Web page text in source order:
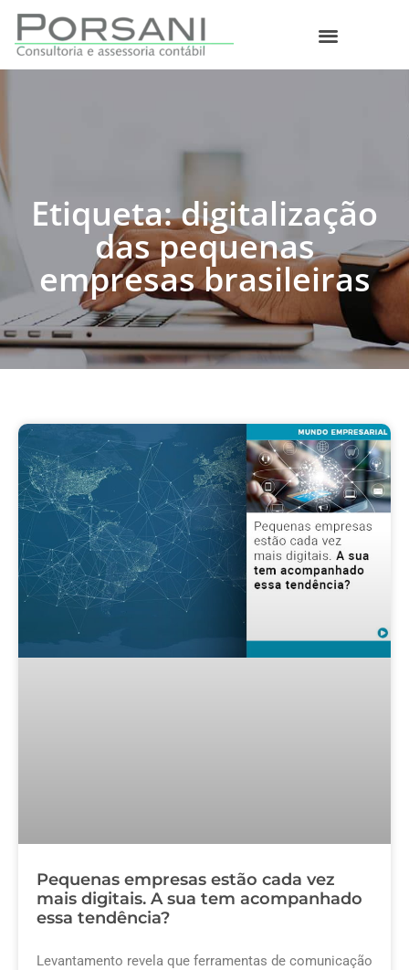
Etiqueta: digitalização
das pequenas
empresas brasileiras
Pequenas empresas estão cada vez
mais digitais. A sua tem acompanhado
essa tendência?
Levantamento revela que ferramentas de comunicação